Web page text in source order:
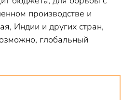
производстве и
Индии и других стран,
глобальный